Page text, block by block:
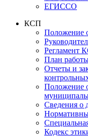
ЕГИССО
КСП
Положение
Регламент
План
Отчеты и
Положение
Сведения о
Кодекс